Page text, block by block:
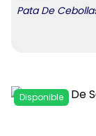
Pata De
Disponible